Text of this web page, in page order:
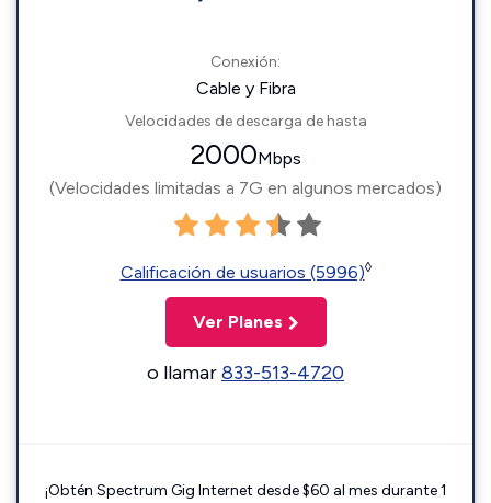
Conexión:
Cable y Fibra
Velocidades de descarga de hasta
2000Mbps
(Velocidades limitadas a 7G en algunos mercados)
Calificación de usuarios (5996)◊
Ver Planes
o llamar833-513-4720
¡Obtén Spectrum Gig Internet desde $60 al mes durante 1